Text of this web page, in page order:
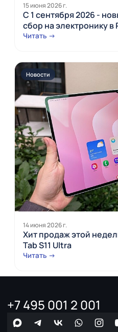
15 июня 2026 г.
С 1 сентября 2026 -
сбор на электронику в
Читать →
Новости
14 июня 2026 г.
Хит продаж этой
Tab S11 Ultra
Читать →
+7 495 001 2 001